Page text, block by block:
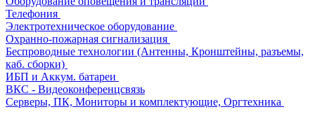
Телефония
Электротехническое оборудование
Охранно-пожарная сигнализация
Беспроводные технологии (Антенны, Кронштейны, разъемы,
каб. сборки)
ИБП и Аккум. батареи
ВКС - Видеоконференцсвязь
Серверы, ПК, Мониторы и комплектующие, Оргтехника